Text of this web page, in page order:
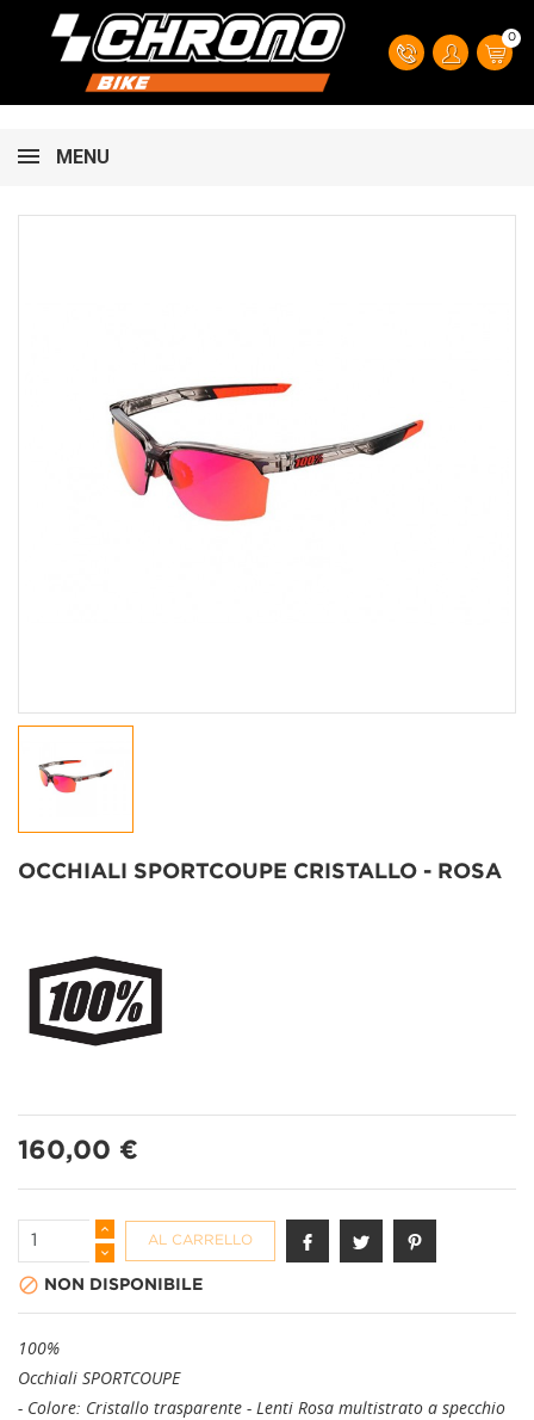
0
MENU
OCCHIALI SPORTCOUPE CRISTALLO - ROSA
160,00 €
AL CARRELLO
 NON DISPONIBILE
100%
Occhiali SPORTCOUPE
- Colore: Cristallo trasparente - Lenti Rosa multistrato a specchio